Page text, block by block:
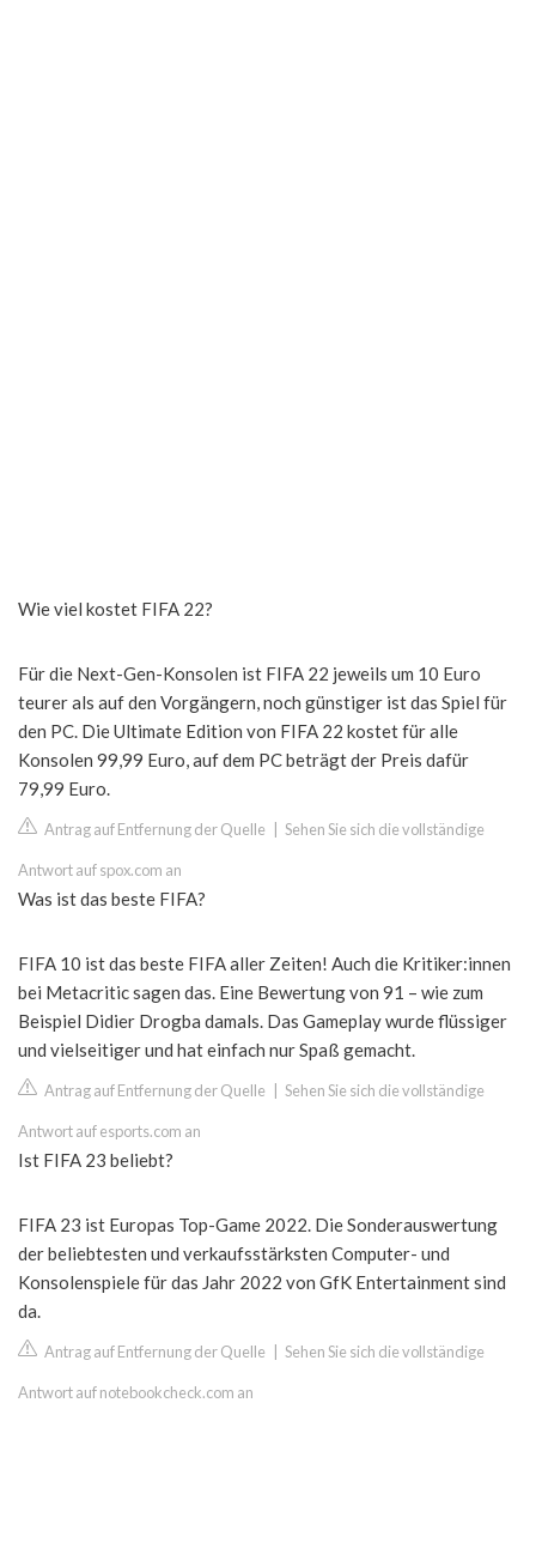
Wie viel kostet FIFA 22?
Für die Next-Gen-Konsolen ist FIFA 22 jeweils um 10 Euro
teurer als auf den Vorgängern, noch günstiger ist das Spiel für
den PC. Die Ultimate Edition von FIFA 22 kostet für alle
Konsolen 99,99 Euro, auf dem PC beträgt der Preis dafür
79,99 Euro.
Antrag auf Entfernung der Quelle Sehen Sie sich die vollständige
Antwort auf spox.com an
Was ist das beste FIFA?
FIFA 10 ist das beste FIFA aller Zeiten! Auch die Kritiker:innen
bei Metacritic sagen das. Eine Bewertung von 91 – wie zum
Beispiel Didier Drogba damals. Das Gameplay wurde flüssiger
und vielseitiger und hat einfach nur Spaß gemacht.
Antrag auf Entfernung der Quelle Sehen Sie sich die vollständige
Antwort auf esports.com an
Ist FIFA 23 beliebt?
FIFA 23 ist Europas Top-Game 2022. Die Sonderauswertung
der beliebtesten und verkaufsstärksten Computer- und
Konsolenspiele für das Jahr 2022 von GfK Entertainment sind
da.
Antrag auf Entfernung der Quelle Sehen Sie sich die vollständige
Antwort auf notebookcheck.com an